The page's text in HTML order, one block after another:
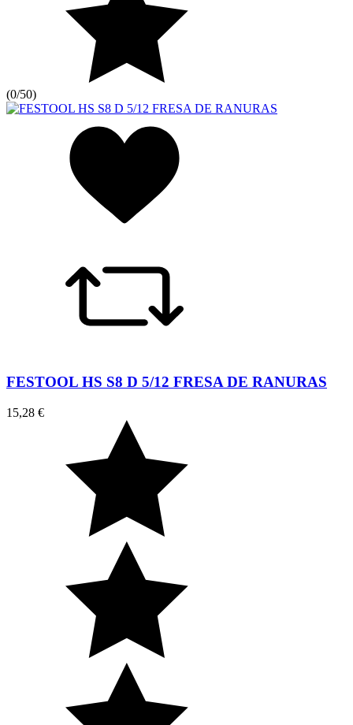
(0/50)
FESTOOL HS S8 D 5/12 FRESA DE RANURAS
15,28 €